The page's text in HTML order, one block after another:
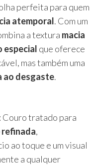
perfeita para quem
atemporal. Com um
a textura macia
que oferece
mas também uma
ao desgaste.
: Couro tratado para
,
ao toque e um visual
a qualquer